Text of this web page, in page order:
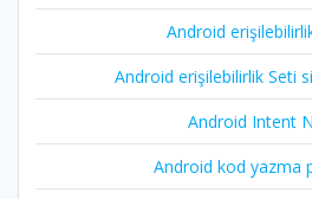
Android
Android erişilebilirlik Seti
Android Intent
Android kod yazma